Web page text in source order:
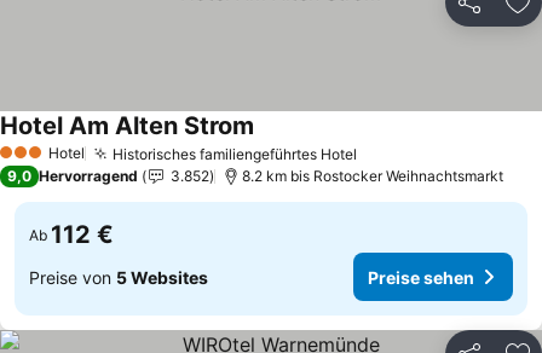
Teilen
3 SterneHotel Historisches familiengeführtes Hotel
Hotel Am Alten Strom
9,0 Hervorragend 3.852 8.2 km bis Rostocker Weihnachtsmarkt
Ab 112 €
Preise von 5 Websites Preise sehen